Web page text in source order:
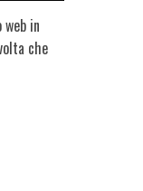
in
che